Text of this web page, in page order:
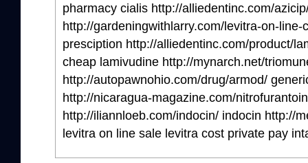
pharmacy cialis http://alliedentinc.com/
http://gardeningwithlarry.com/levitra-on-
presciption http://alliedentinc.com/product/
cheap lamivudine http://mynarch.net/
http://autopawnohio.com/drug/armod/
http://nicaragua-magazine.com/
http://iliannloeb.com/indocin/ indocin http://
levitra on line sale levitra cost private pay